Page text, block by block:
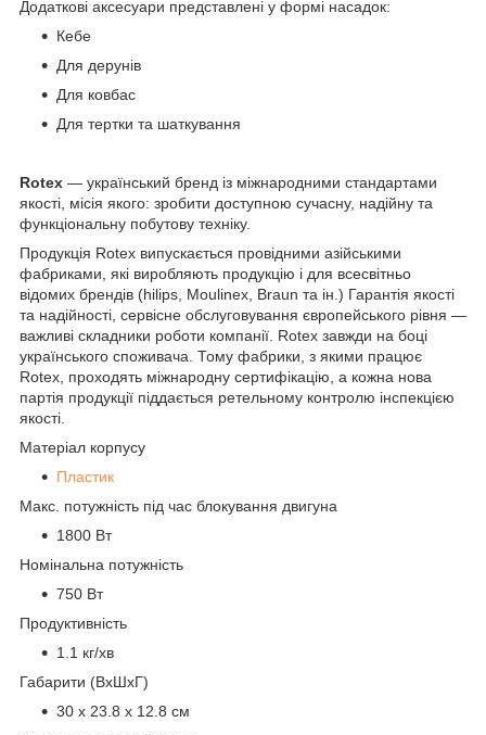
Додаткові аксесуари представлені у формі насадок:
Кебе
Для дерунів
Для ковбас
Для тертки та шаткування
Rotex — український бренд із міжнародними стандартами
якості, місія якого: зробити доступною сучасну, надійну та
функціональну побутову техніку.
Продукція Rotex випускається провідними азійськими
фабриками, які виробляють продукцію і для всесвітньо
відомих брендів (hilips, Moulinex, Braun та ін.) Гарантія якості
та надійності, сервісне обслуговування європейського рівня —
важливі складники роботи компанії. Rotex завжди на боці
українського споживача. Тому фабрики, з якими працює
Rotex, проходять міжнародну сертифікацію, а кожна нова
партія продукції піддається ретельному контролю інспекцією
якості.
Матеріал корпусу
Пластик
Макс. потужність під час блокування двигуна
1800 Вт
Номінальна потужність
750 Вт
Продуктивність
1.1 кг/хв
Габарити (ВхШхГ)
30 x 23.8 x 12.8 см